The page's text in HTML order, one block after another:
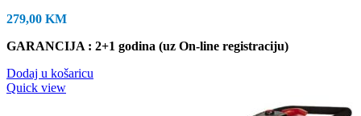
279,00 KM
GARANCIJA : 2+1 godina (uz On-line registraciju)
Dodaj u košaricu
Quick view